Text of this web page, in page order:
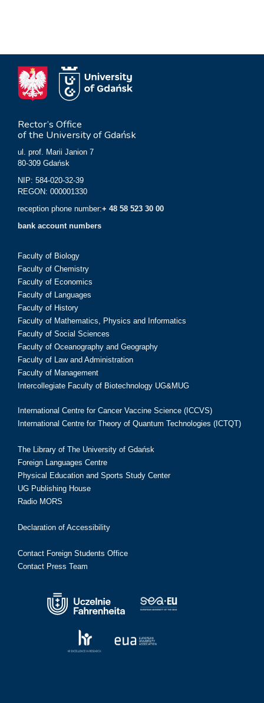
Rector’s Office
of the University of Gdańsk
ul. prof. Marii Janion 7
80-309 Gdańsk
NIP: 584-020-32-39
REGON: 000001330
reception phone number:+ 48 58 523 30 00
bank account numbers
Faculty of Biology
Faculty of Chemistry
Faculty of Economics
Faculty of Languages
Faculty of History
Faculty of Mathematics, Physics and Informatics
Faculty of Social Sciences
Faculty of Oceanography and Geography
Faculty of Law and Administration
Faculty of Management
Intercollegiate Faculty of Biotechnology UG&MUG
International Centre for Cancer Vaccine Science (ICCVS)
International Centre for Theory of Quantum Technologies (ICTQT)
The Library of The University of Gdańsk
Foreign Languages Centre
Physical Education and Sports Study Center
UG Publishing House
Radio MORS
Declaration of Accessibility
Contact Foreign Students Office
Contact Press Team